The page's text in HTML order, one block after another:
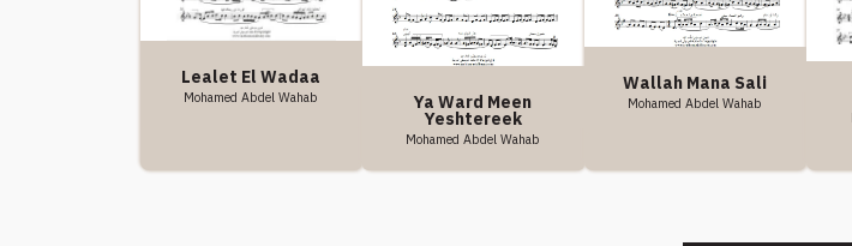
Lealet El Wadaa
Mohamed Abdel Wahab Ya Ward Meen
Yeshtereek
Mohamed Abdel Wahab
Wallah Mana Sali
Mohamed Abdel Wahab